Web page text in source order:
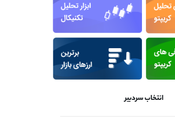
انتخاب سردبیر